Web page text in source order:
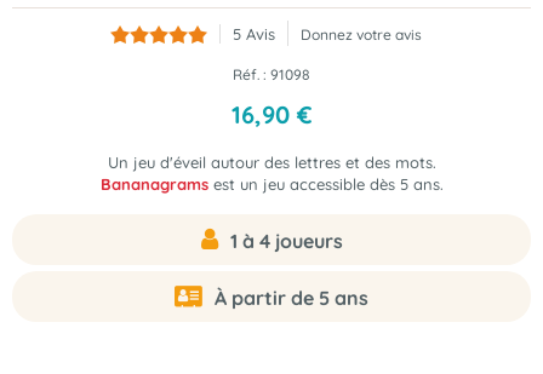
5 Avis Donnez votre avis
Réf. : 91098
16,90 €
Un jeu d'éveil autour des lettres et des mots.
Bananagramsest un jeu accessible dès 5 ans.
1 à 4 joueurs
À partir de 5 ans